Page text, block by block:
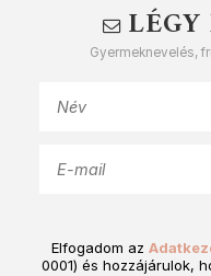
Gyermeknevelés,
Elfogadom az
0001) és hozzájárulok,